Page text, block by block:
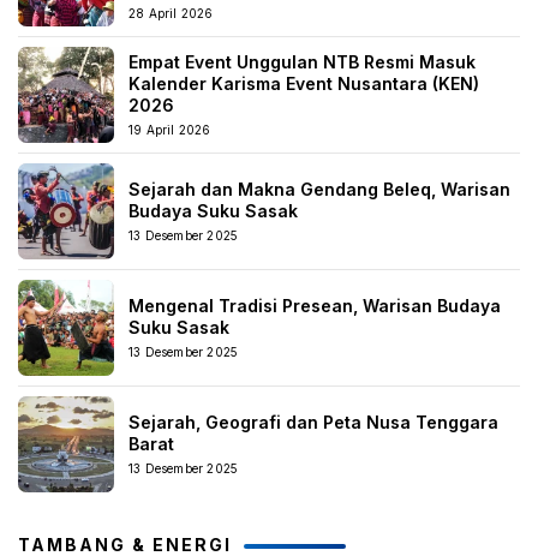
28 April 2026
Empat Event Unggulan NTB Resmi Masuk
Kalender Karisma Event Nusantara (KEN)
2026
19 April 2026
Sejarah dan Makna Gendang Beleq, Warisan
Budaya Suku Sasak
13 Desember 2025
Mengenal Tradisi Presean, Warisan Budaya
Suku Sasak
13 Desember 2025
Sejarah, Geografi dan Peta Nusa Tenggara
Barat
13 Desember 2025
TAMBANG & ENERGI